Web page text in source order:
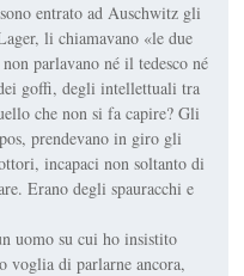
entrato ad Auschwitz gli
li chiamavano «le due
parlavano né il tedesco né
goffi, degli intellettuali tra
che non si fa capire? Gli
prendevano in giro gli
incapaci non soltanto di
Erano degli spauracchi e
uomo su cui ho insistito
voglia di parlarne ancora,